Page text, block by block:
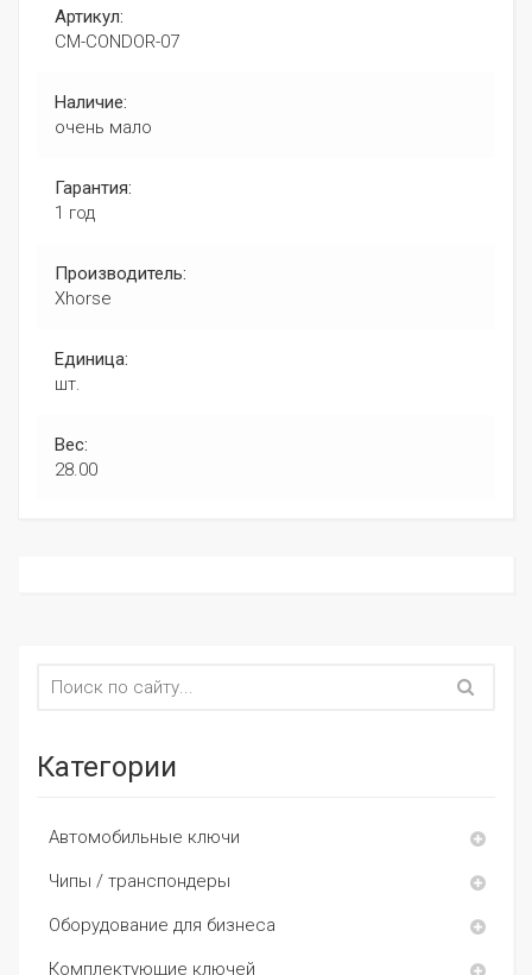
Артикул:
CM-CONDOR-07
Наличие:
очень мало
Гарантия:
1 год
Производитель:
Xhorse
Единица:
шт.
Вес:
28.00
Категории
Автомобильные ключи
Чипы / транспондеры
Оборудование для бизнеса
Комплектующие ключей